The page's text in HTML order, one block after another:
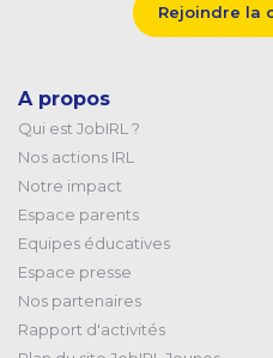
Rejoindre la
A propos
Qui est JobIRL ?
Nos actions IRL
Notre impact
Espace parents
Equipes éducatives
Espace presse
Nos partenaires
Rapport d'activités